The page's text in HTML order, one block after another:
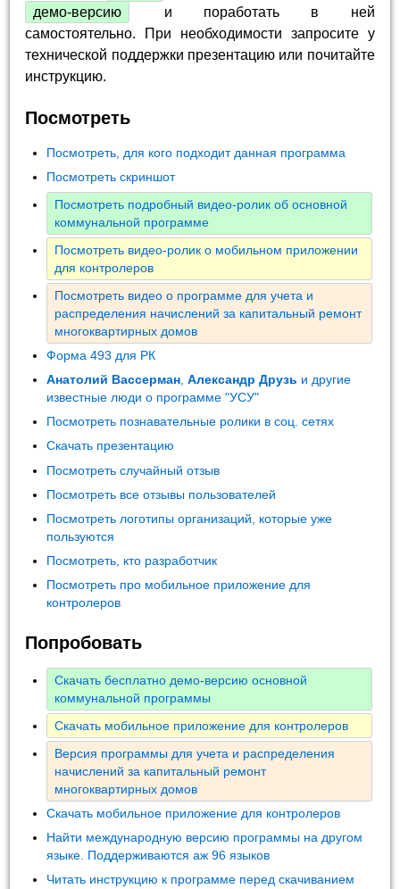
демо-версию
и поработать в ней
самостоятельно. При необходимости запросите у
технической поддержки презентацию или почитайте
инструкцию.
Посмотреть
Посмотреть, для кого подходит данная программа
Посмотреть скриншот
Посмотреть подробный видео-ролик об основной
коммунальной программе
Посмотреть видео-ролик о мобильном приложении
для контролеров
Посмотреть видео о программе для учета и
распределения начислений за капитальный ремонт
многоквартирных домов
Форма 493 для РК
Анатолий Вассерман ,Александр Друзь и другие
известные люди о программе "УСУ"
Посмотреть познавательные ролики в соц. сетях
Скачать презентацию
Посмотреть случайный отзыв
Посмотреть все отзывы пользователей
Посмотреть логотипы организаций, которые уже
пользуются
Посмотреть, кто разработчик
Посмотреть про мобильное приложение для
контролеров
Попробовать
Скачать бесплатно демо-версию основной
коммунальной программы
Скачать мобильное приложение для контролеров
Версия программы для учета и распределения
начислений за капитальный ремонт
многоквартирных домов
Скачать мобильное приложение для контролеров
Найти международную версию программы на другом
языке. Поддерживаются аж 96 языков
Читать инструкцию к программе перед скачиванием